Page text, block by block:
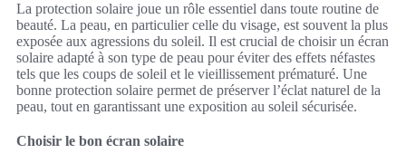
La protection solaire joue un rôle essentiel dans toute routine de
beauté. La peau, en particulier celle du visage, est souvent la plus
exposée aux agressions du soleil. Il est crucial de choisir un écran
solaire adapté à son type de peau pour éviter des effets néfastes
tels que les coups de soleil et le vieillissement prématuré. Une
bonne protection solaire permet de préserver l’éclat naturel de la
peau, tout en garantissant une exposition au soleil sécurisée.
Choisir le bon écran solaire